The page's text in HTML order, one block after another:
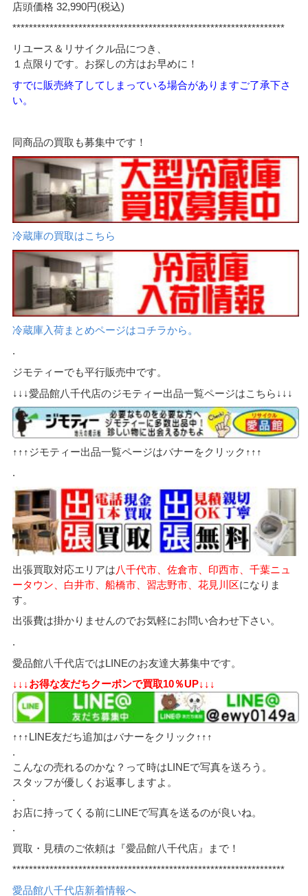
店頭価格 32,990円(税込)
******************************************************************
リユース＆リサイクル品につき、
１点限りです。お探しの方はお早めに！
すでに販売終了してしまっている場合がありますご了承下さ
い。
同商品の買取も募集中です！
冷蔵庫の買取はこちら
冷蔵庫入荷まとめページはコチラから。
.
ジモティーでも平行販売中です。
↓↓↓愛品館八千代店のジモティー出品一覧ページはこちら↓↓↓
↑↑↑ジモティー出品一覧ページはバナーをクリック↑↑↑
.
出張買取対応エリアは八千代市、佐倉市、印西市、千葉ニュ
ータウン、白井市、船橋市、習志野市、花見川区になりま
す。
出張費は掛かりませんのでお気軽にお問い合わせ下さい。
.
愛品館八千代店ではLINEのお友達大募集中です。
↓↓↓お得な友だちクーポンで買取10％UP↓↓↓
↑↑↑LINE友だち追加はバナーをクリック↑↑↑
.
こんなの売れるのかな？って時はLINEで写真を送ろう。
スタッフが優しくお返事しますよ。
.
お店に持ってくる前にLINEで写真を送るのが良いね。
.
買取・見積のご依頼は『愛品館八千代店』まで！
******************************************************************
愛品館八千代店新着情報へ